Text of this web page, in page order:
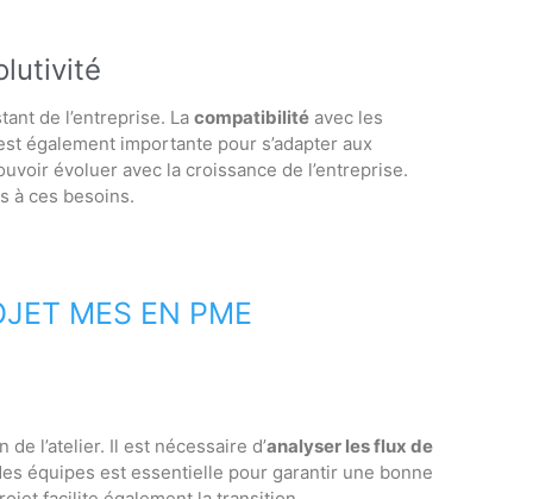
de l’entreprise. La compatibilité avec les
également importante pour s’adapter aux
évoluer avec la croissance de l’entreprise.
à ces besoins.
MES EN PME
l’atelier. Il est nécessaire d’analyser les flux de
équipes est essentielle pour garantir une bonne